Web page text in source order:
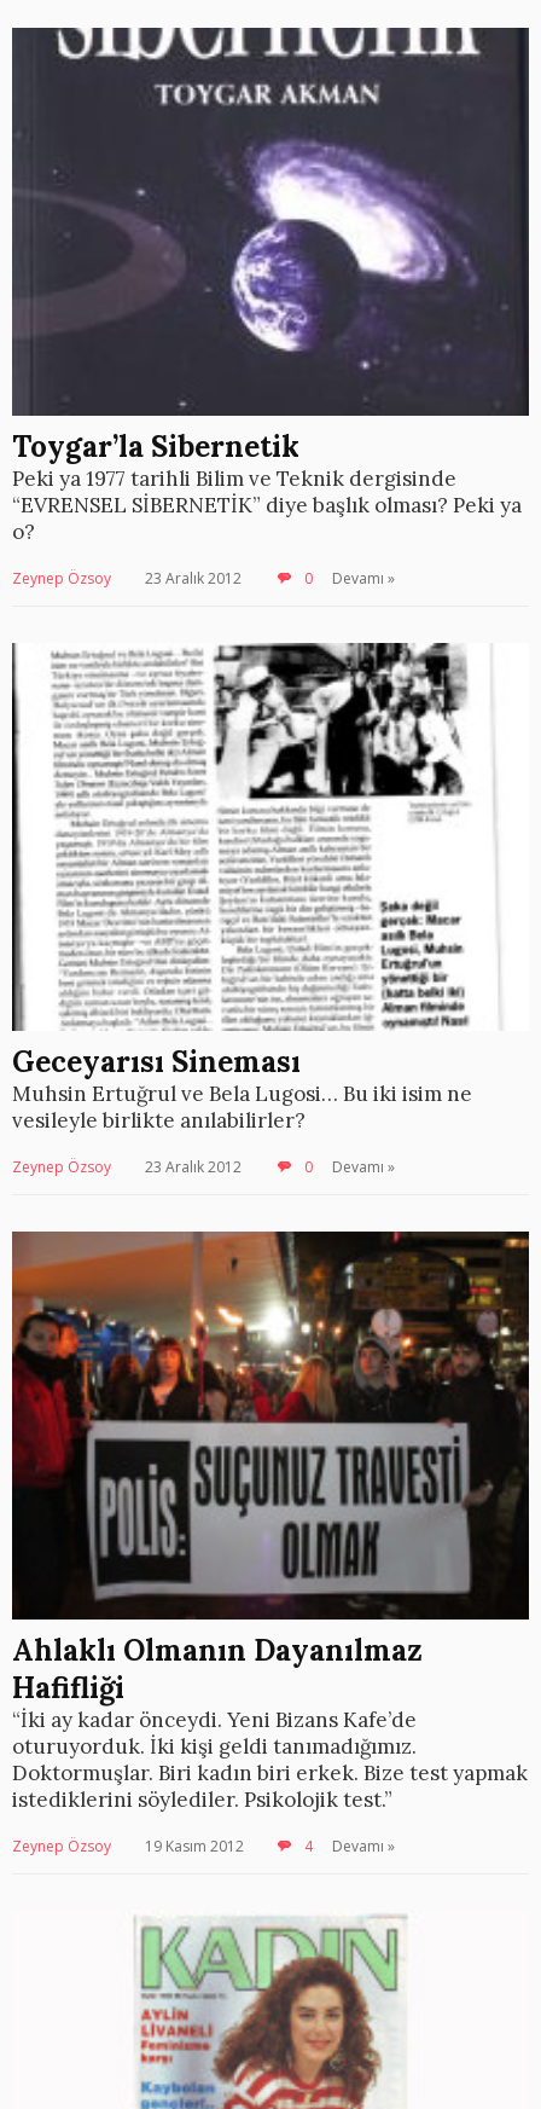
Toygar’la Sibernetik
Peki ya 1977 tarihli Bilim ve Teknik dergisinde
“EVRENSEL SİBERNETİK” diye başlık olması? Peki ya
o?
Zeynep Özsoy 23 Aralık 2012 0 Devamı »
Geceyarısı Sineması
Muhsin Ertuğrul ve Bela Lugosi… Bu iki isim ne
vesileyle birlikte anılabilirler?
Zeynep Özsoy 23 Aralık 2012 0 Devamı »
Ahlaklı Olmanın Dayanılmaz
Hafifliği
“İki ay kadar önceydi. Yeni Bizans Kafe’de
oturuyorduk. İki kişi geldi tanımadığımız.
Doktormuşlar. Biri kadın biri erkek. Bize test yapmak
istediklerini söylediler. Psikolojik test.”
Zeynep Özsoy 19 Kasım 2012 4 Devamı »